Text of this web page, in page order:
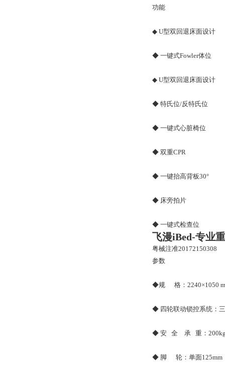
功能
◆ U型双回退床面设计
◆ 一键式Fowler体位
◆ U型双回退床面设计
◆ 特氏位/反特氏位
◆ 一键式心脏椅位
◆ 双重CPR
◆ 一键抬高背板30°
◆ 床旁拍片
◆ 一键式检查位
飞漫iBed-专业
粤械注准20172150308
参数
◆规 格：2240×1050
◆ 四轮联动锁控系统：
◆ 安 全 承 重：
◆ 脚 轮：单面125mm